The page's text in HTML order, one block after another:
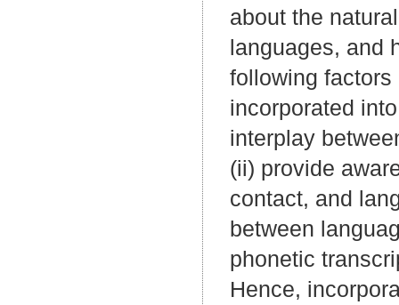
about the
languages, and
following
incorporated
interplay
(ii) provide
contact, and
between
phonetic
Hence,